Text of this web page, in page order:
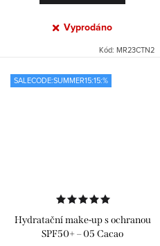
Vyprodáno
Kód: MR23CTN2
SALECODE:SUMMER15:15:%
Hydratační make-up s ochranou
SPF50+ – 05 Cacao